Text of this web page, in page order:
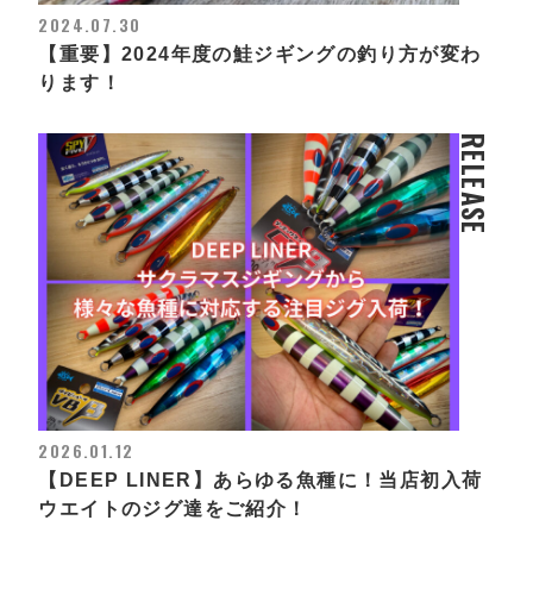
2024.07.30
【重要】2024年度の鮭ジギングの釣り方が変わ
ります！
RELEASE
2026.01.12
【DEEP LINER】あらゆる魚種に！当店初入荷
ウエイトのジグ達をご紹介！